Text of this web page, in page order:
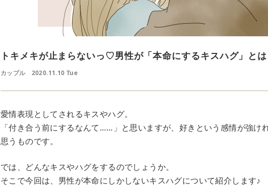
トキメキが止まらないっ♡男性が「本命にするキスハグ」とは
カップル 2020.11.10 Tue
愛情表現としてされるキスやハグ。
「付き合う前にするなんて……」と思いますが、好きという感情が強け
思うものです。
では、どんなキスやハグをするのでしょうか。
そこで今回は、男性が本命にしかしないキスハグについて紹介します♪